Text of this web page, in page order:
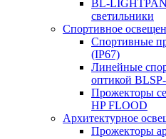
BL-
светильники
Спортивное
Спортивные
(IP67)
Линейные
оптикой
Прожекторы
HP FLOOD
Архитектурное
Прожекторы